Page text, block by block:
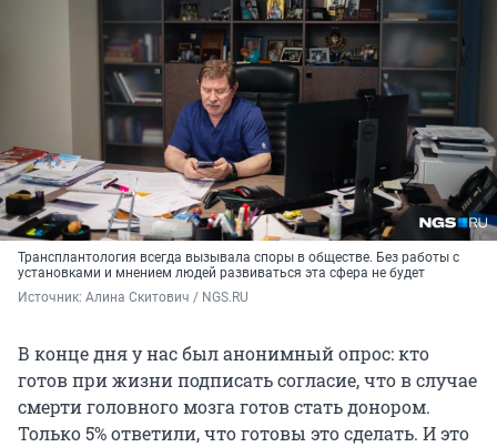
Трансплантология всегда вызывала споры в обществе. Без работы с
установками и мнением людей развиваться эта сфера не будет
Источник: Алина Скитович / NGS.RU
В конце дня у нас был анонимный опрос: кто
готов при жизни подписать согласие, что в случае
смерти головного мозга готов стать донором.
Только 5% ответили, что готовы это сделать. И это